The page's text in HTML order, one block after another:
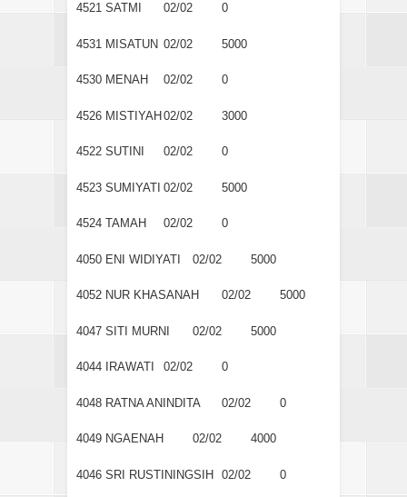
4521 SATMI 02/02 0
4531 MISATUN 02/02 5000
4530 MENAH 02/02 0
4526 MISTIYAH 02/02 3000
4522 SUTINI 02/02 0
4523 SUMIYATI 02/02 5000
4524 TAMAH 02/02 0
4050 ENI WIDIYATI 02/02 5000
4052 NUR KHASANAH 02/02 5000
4047 SITI MURNI 02/02 5000
4044 IRAWATI 02/02 0
4048 RATNA ANINDITA 02/02 0
4049 NGAENAH 02/02 4000
4046 SRI RUSTININGSIH 02/02 0